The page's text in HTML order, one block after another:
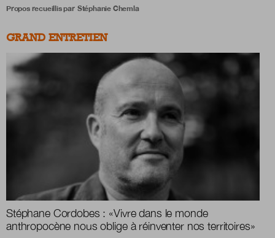
Propos recueillis par Stéphanie Chemla
GRAND ENTRETIEN
Stéphane Cordobes : «Vivre dans le monde
anthropocène nous oblige à réinventer nos territoires»